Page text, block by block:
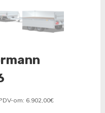
om: 6.902,00€